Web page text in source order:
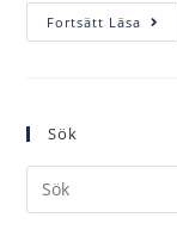
Fortsätt Läsa
Sök